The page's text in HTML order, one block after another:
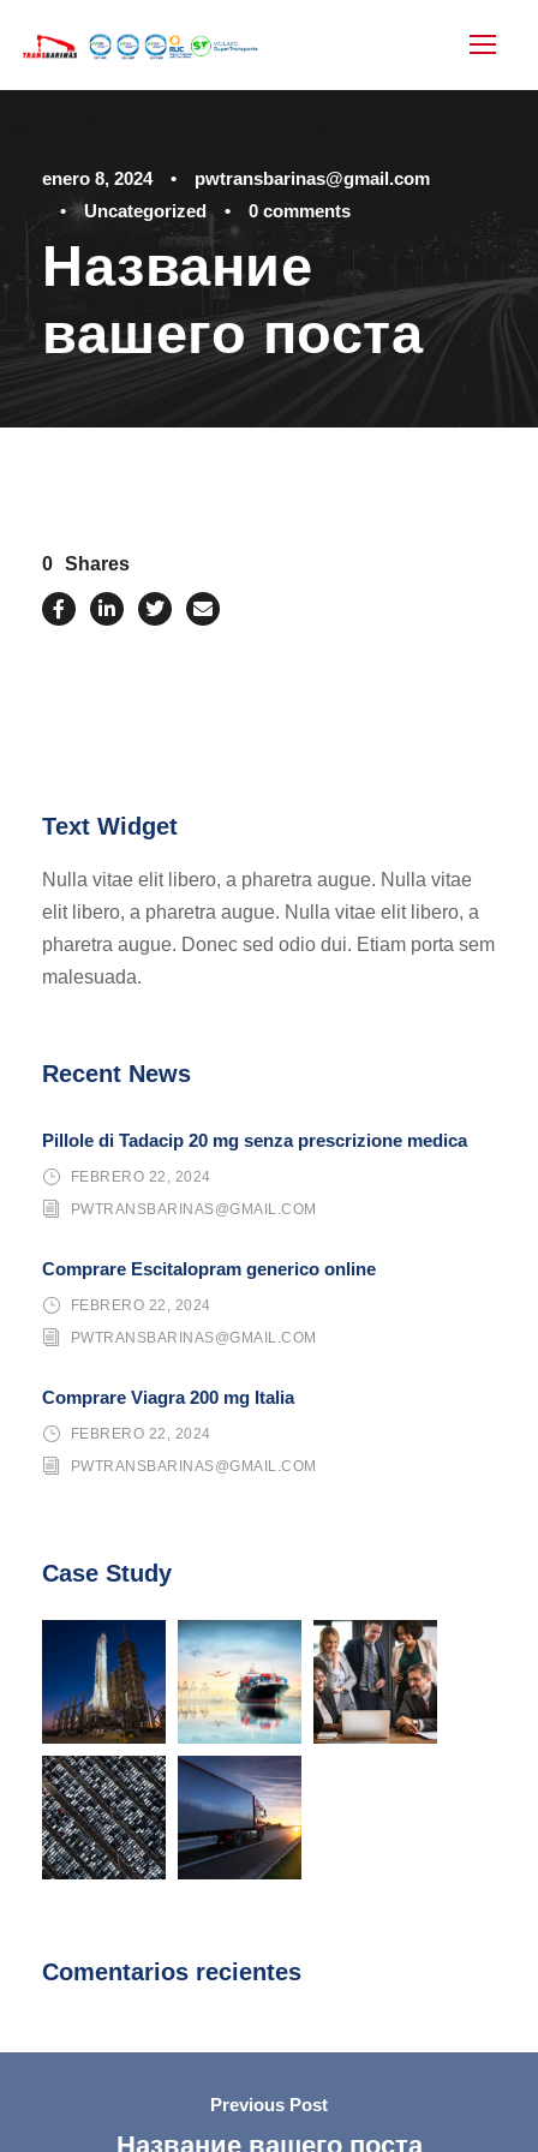
enero 8, 2024 •
pwtransbarinas@gmail.com
•
Uncategorized • 0 comments
Название
вашего поста
0 Shares
Text Widget
Nulla vitae elit libero, a pharetra augue. Nulla vitae
elit libero, a pharetra augue. Nulla vitae elit libero, a
pharetra augue. Donec sed odio dui. Etiam porta sem
malesuada.
Recent News
Pillole di Tadacip 20 mg senza prescrizione medica
FEBRERO 22, 2024
PWTRANSBARINAS@GMAIL.COM
Comprare Escitalopram generico online
FEBRERO 22, 2024
PWTRANSBARINAS@GMAIL.COM
Comprare Viagra 200 mg Italia
FEBRERO 22, 2024
PWTRANSBARINAS@GMAIL.COM
Case Study
Comentarios recientes
Previous Post
Название вашего поста